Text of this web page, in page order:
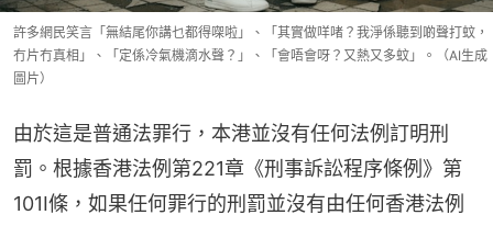
許多網民笑言「無結尾你講乜都得㗎啦」、「其實做咩啫？我淨係聽到啲聲打蚊，
冇片冇真相」、「定係冷氣機滴水聲？」、「會唔會呀？又熱又多蚊」。（AI生成
圖片）
由於這是普通法罪行，本港並沒有任何法例訂明刑
罰。根據香港法例第221章《刑事訴訟程序條例》第
101I條，如果任何罪行的刑罰並沒有由任何香港法例